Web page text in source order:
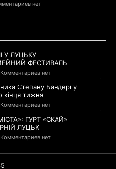
нет
У ЛУЦЬКУ
ФЕСТИВАЛЬ
Комментариев нет
Степану Бандері у
кінця тижня
Комментариев нет
ГУРТ «СКАЙ»
ЛУЦЬК
Комментариев нет